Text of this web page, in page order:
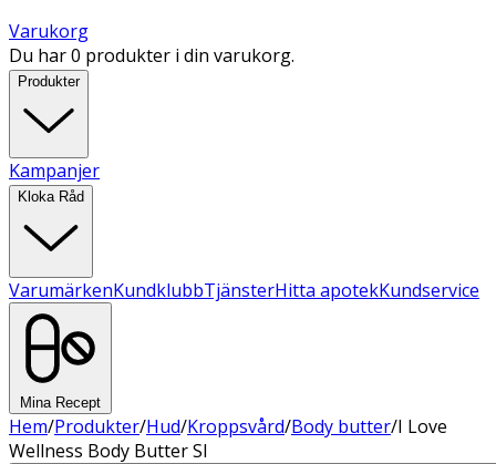
Varukorg
Du har 0 produkter i din varukorg.
Produkter
Kampanjer
Kloka Råd
VarumärkenKundklubbTjänsterHitta apotekKundservice
Mina Recept
Hem/Produkter/Hud/Kroppsvård/Body butter/I Love
Wellness Body Butter Sl